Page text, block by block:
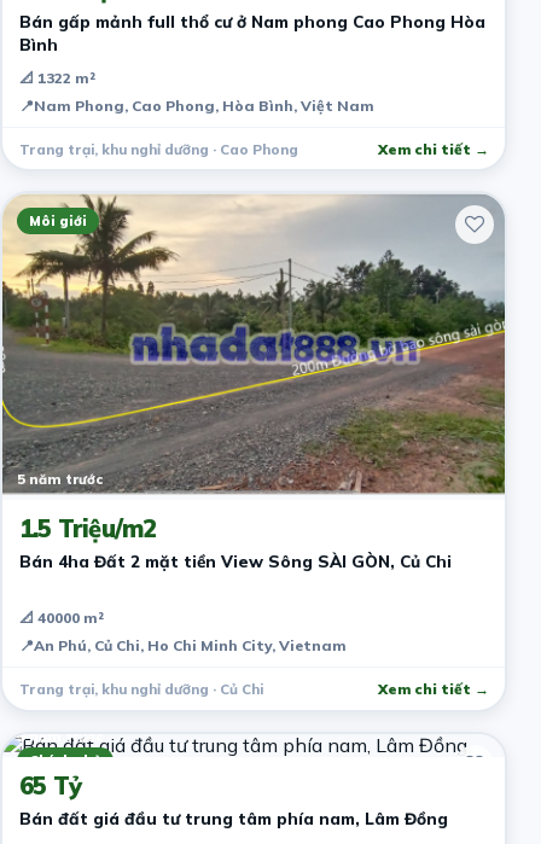
Bán gấp mảnh full thổ cư ở Nam phong Cao Phong Hòa
Bình
📐 1322 m²
📍Nam Phong, Cao Phong, Hòa Bình, Việt Nam
Trang trại, khu nghỉ dưỡng · Cao Phong Xem chi tiết →
Môi giới
5 năm trước
1.5 Triệu/m2
Bán 4ha Đất 2 mặt tiền View Sông SÀI GÒN, Củ Chi
📐 40000 m²
📍An Phú, Củ Chi, Ho Chi Minh City, Vietnam
Trang trại, khu nghỉ dưỡng · Củ Chi Xem chi tiết →
Chính chủ
5 năm trước
65 Tỷ
Bán đất giá đầu tư trung tâm phía nam, Lâm Đồng